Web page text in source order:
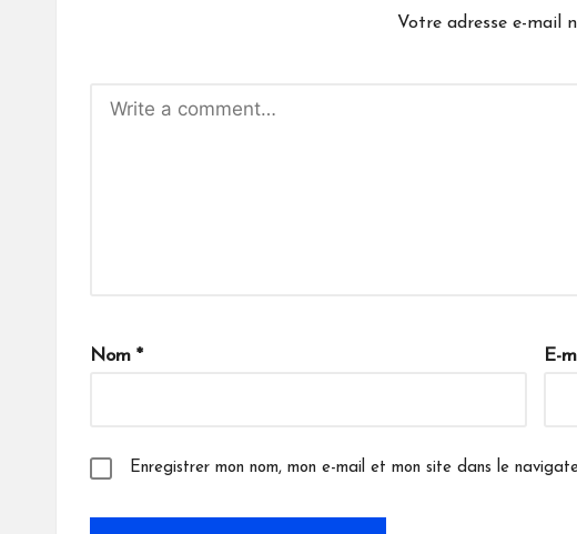
Votre adresse e-mail
Nom * E-
Enregistrer mon nom, mon e-mail et mon site dans le
e
a